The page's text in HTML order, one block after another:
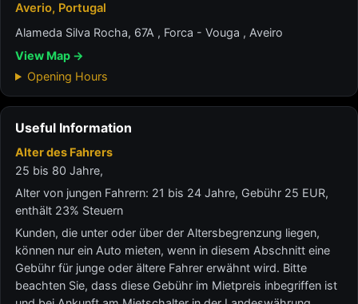
Averio, Portugal
Alameda Silva Rocha, 67A , Forca - Vouga , Aveiro
View Map →
Opening Hours
Useful Information
Alter des Fahrers
25 bis 80 Jahre,
Alter von jungen Fahrern: 21 bis 24 Jahre, Gebühr 25 EUR,
enthält 23% Steuern
Kunden, die unter oder über der Altersbegrenzung liegen,
können nur ein Auto mieten, wenn in diesem Abschnitt eine
Gebühr für junge oder ältere Fahrer erwähnt wird. Bitte
beachten Sie, dass diese Gebühr im Mietpreis inbegriffen ist